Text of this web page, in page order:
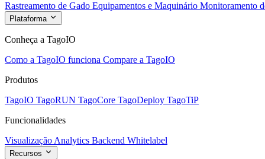
Rastreamento de Gado Equipamentos e Maquinário Monitoramento
Plataforma
Conheça a TagoIO
Como a TagoIO funciona Compare a TagoIO
Produtos
TagoIO TagoRUN TagoCore TagoDeploy TagoTiP
Funcionalidades
Visualização Analytics Backend Whitelabel
Recursos